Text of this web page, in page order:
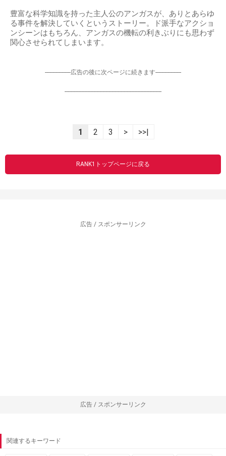
豊富な科学知識を持った主人公のアンガスが、ありとあらゆ
る事件を解決していくというストーリー。ド派手なアクショ
ンシーンはもちろん、アンガスの機転の利きぶりにも思わず
関心させられてしまいます。
-----------------広告の後に次ページに続きます-----------------
----------------------------------------------------------------
1 2 3 > >>|
RANK1トップページに戻る
広告 / スポンサーリンク
広告 / スポンサーリンク
関連するキーワード